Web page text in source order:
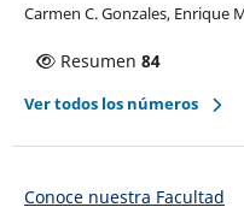
Carmen C. Gonzales, Enrique
Resumen 84
Ver todos los números
Conoce nuestra Facultad